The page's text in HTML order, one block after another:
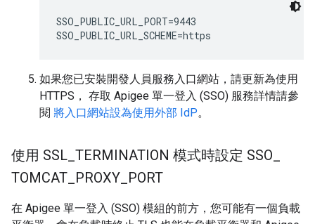
SSO_PUBLIC_URL_PORT=9443
SSO_PUBLIC_URL_SCHEME=https
如果您已安裝開發人員服務入口網站，請更新為使用
HTTPS， 存取 Apigee 單一登入 (SSO) 服務詳情請參
閱 將入口網站設為使用外部 IdP。
使用 SSL TERMINATION 模式時設定 SSO
TOMCAT PROXY PORT
在 Apigee 單一登入 (SSO) 模組的前方，您可能有一個負載